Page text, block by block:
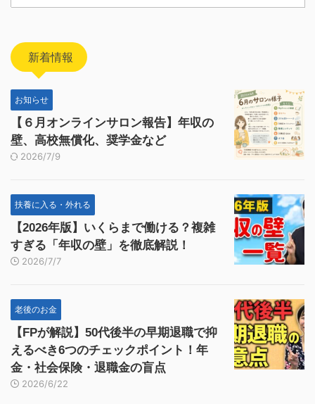
新着情報
お知らせ
【６月オンラインサロン報告】年収の
壁、高校無償化、奨学金など
2026/7/9
扶養に入る・外れる
【2026年版】いくらまで働ける？複雑
すぎる「年収の壁」を徹底解説！
2026/7/7
老後のお金
【FPが解説】50代後半の早期退職で抑
えるべき6つのチェックポイント！年
金・社会保険・退職金の盲点
2026/6/22